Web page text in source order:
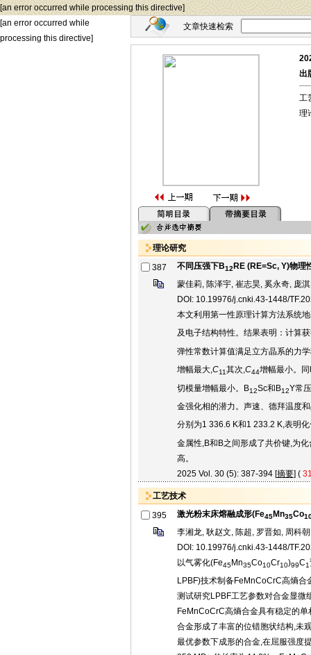
[an error occurred while processing this directive]
[an error occurred while
processing this directive]
文章快速检索
出
工
理
理论研究
387
不同压强下B12 RE (RE=Sc, Y)物理
蒙佳莉, 陈泽宇, 崔志昊, 奚永奇, 庞
DOI: 10.19976/j.cnki.43-1448/
本文利用第一性原理计算方法系统
及电子结构特性。结果表明：计算
弹性常数计算值满足立方晶系的力
增幅最大,C11其次,C44增幅最小。
切模量增幅最小。B12Sc和B12Y常
金强化相的潜力。声速、德拜温度
分别为1 336.6 K和1 233.2 K,表明
金属性,B和B之间形成了共价键,为
高。
2025 Vol. 30 (5): 387-394 [摘要] (
工艺技术
395
激光粉末床熔融成形(Fe45Mn35Co
李湘龙, 耿赵文, 陈超, 罗晋如, 周科朝
DOI: 10.19976/j.cnki.43-1448/
以气雾化(Fe45 Mn35Co10Cr10)99C1
LPBF)技术制备FeMnCoCrC高熵
测试研究LPBF工艺参数对合金显微
FeMnCoCrC高熵合金具有稳定的
合金形成了丰富的位错胞状结构,未
最优参数下成形的合金,在屈服强度